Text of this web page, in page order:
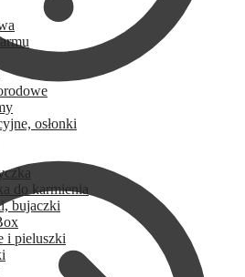
osłonki
do karmienia
bujaczki
i pieluszki